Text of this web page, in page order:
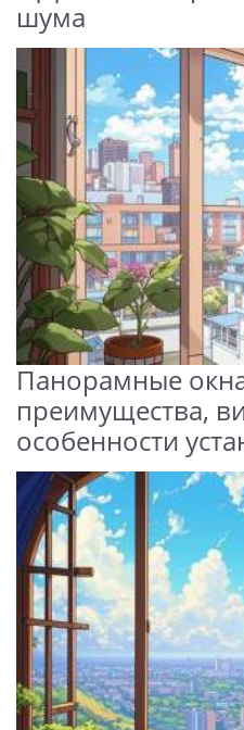
шума
Панорамные
преимущества,
особенности